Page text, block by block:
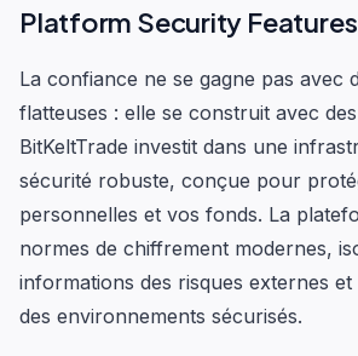
Platform Security Features
La confiance ne se gagne pas avec
flatteuses : elle se construit avec
BitKeltTrade investit dans une
sécurité robuste, conçue pour
personnelles et vos fonds. La
normes de chiffrement modernes,
informations des risques externes et
des environnements sécurisés.